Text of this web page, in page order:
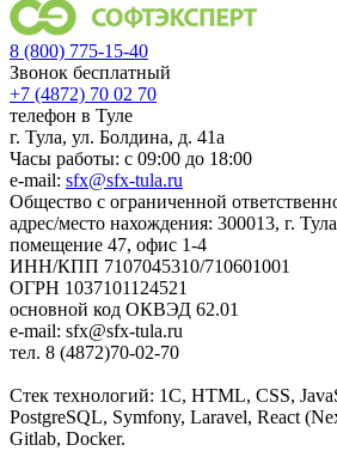
8 (800) 775-15-40
Звонок бесплатный
+7 (4872) 70 02 70
телефон в Туле
г. Тула, ул. Болдина, д. 41а
Часы работы: с 09:00 до 18:00
e-mail: sfx@sfx-tula.ru
Общество с ограниченной
адрес/место нахождения: 300013, г.
помещение 47, офис 1-4
ИНН/КПП 7107045310/710601001
ОГРН 1037101124521
основной код ОКВЭД 62.01
e-mail: sfx@sfx-tula.ru
тел. 8 (4872)70-02-70
Стек технологий: 1С, HTML, CSS,
PostgreSQL, Symfony, Laravel, React
Gitlab, Docker.